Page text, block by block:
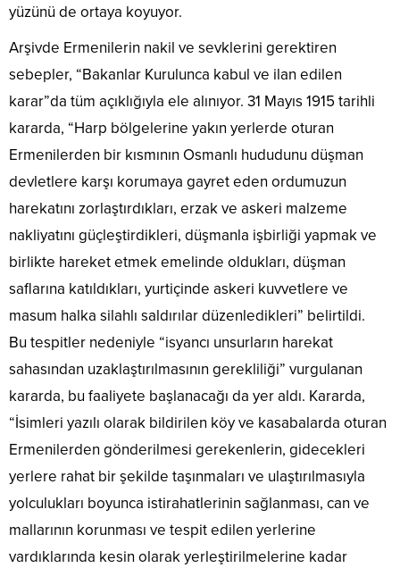
yüzünü de ortaya koyuyor.
Arşivde Ermenilerin nakil ve sevklerini gerektiren
sebepler, “Bakanlar Kurulunca kabul ve ilan edilen
karar”da tüm açıklığıyla ele alınıyor. 31 Mayıs 1915 tarihli
kararda, “Harp bölgelerine yakın yerlerde oturan
Ermenilerden bir kısmının Osmanlı hududunu düşman
devletlere karşı korumaya gayret eden ordumuzun
harekatını zorlaştırdıkları, erzak ve askeri malzeme
nakliyatını güçleştirdikleri, düşmanla işbirliği yapmak ve
birlikte hareket etmek emelinde oldukları, düşman
saflarına katıldıkları, yurtiçinde askeri kuvvetlere ve
masum halka silahlı saldırılar düzenledikleri” belirtildi.
Bu tespitler nedeniyle “isyancı unsurların harekat
sahasından uzaklaştırılmasının gerekliliği” vurgulanan
kararda, bu faaliyete başlanacağı da yer aldı. Kararda,
“İsimleri yazılı olarak bildirilen köy ve kasabalarda oturan
Ermenilerden gönderilmesi gerekenlerin, gidecekleri
yerlere rahat bir şekilde taşınmaları ve ulaştırılmasıyla
yolculukları boyunca istirahatlerinin sağlanması, can ve
mallarının korunması ve tespit edilen yerlerine
vardıklarında kesin olarak yerleştirilmelerine kadar